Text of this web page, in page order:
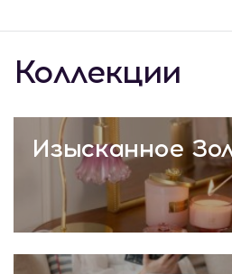
Коллекции
Изысканное